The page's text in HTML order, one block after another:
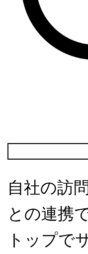
自社の訪
との連携
トップで